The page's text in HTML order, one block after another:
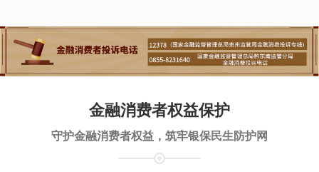
金融消费者权益保护
守护金融消费者权益，筑牢银保民生防护网